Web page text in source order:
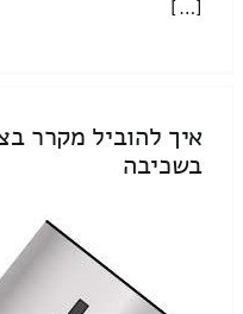
[…]
איך להוביל מקרר
בשכיבה